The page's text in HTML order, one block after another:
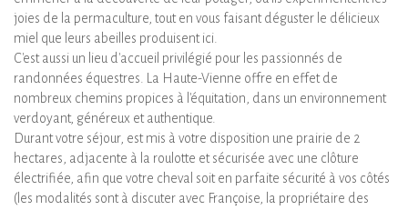
joies de la permaculture, tout en vous faisant déguster le délicieux
miel que leurs abeilles produisent ici.
C'est aussi un lieu d'accueil privilégié pour les passionnés de
randonnées équestres. La Haute-Vienne offre en effet de
nombreux chemins propices à l'équitation, dans un environnement
verdoyant, généreux et authentique.
Durant votre séjour, est mis à votre disposition une prairie de 2
hectares, adjacente à la roulotte et sécurisée avec une clôture
électrifiée, afin que votre cheval soit en parfaite sécurité à vos côtés
(les modalités sont à discuter avec Françoise, la propriétaire des